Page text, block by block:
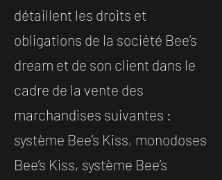
détaillent les droits et
obligations de la société Bee’s
dream et de son client dans le
cadre de la vente des
marchandises suivantes :
système Bee’s Kiss, monodoses
Bee’s Kiss, système Bee’s